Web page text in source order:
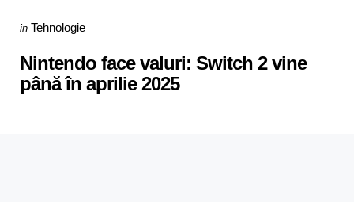
Categories
Posted
in Tehnologie
Nintendo face valuri: Switch 2 vine
până în aprilie 2025